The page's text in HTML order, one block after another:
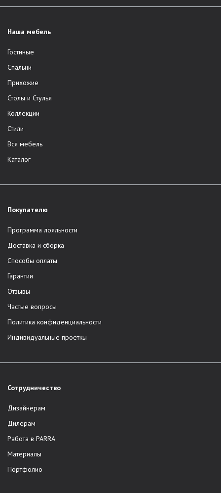
Наша мебель
Гостиные
Спальни
Прихожие
Столы и Стулья
Коллекции
Стили
Вся мебель
Каталог
Покупателю
Программа лояльности
Доставка и сборка
Способы оплаты
Гарантии
Отзывы
Частые вопросы
Политика конфиденциальности
Индивидуальные проеткы
Сотрудничество
Дизайнерам
Дилерам
Работа в PARRA
Материалы
Портфолио